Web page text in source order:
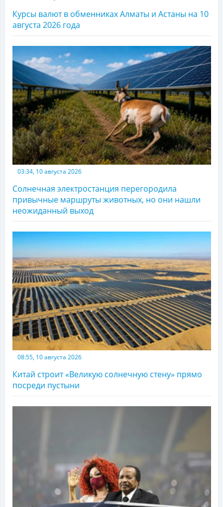
Курсы валют в обменниках Алматы и Астаны на 10
августа 2026 года
03:34, 10 августа 2026
Солнечная электростанция перегородила
привычные маршруты животных, но они нашли
неожиданный выход
08:55, 10 августа 2026
Китай строит «Великую солнечную стену» прямо
посреди пустыни